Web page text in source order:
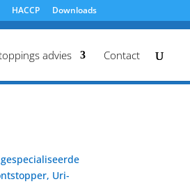
HACCP Downloads
advies Contact
Uri-